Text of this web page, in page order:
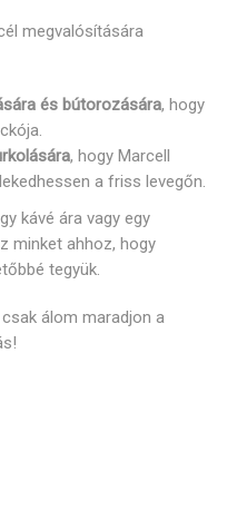
megvalósítására
és bútorozására, hogy
, hogy Marcell
a friss levegőn.
kávé ára vagy egy
minket ahhoz, hogy
tegyük.
álom maradjon a